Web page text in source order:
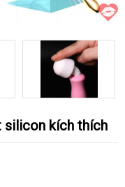
silicon kích thích